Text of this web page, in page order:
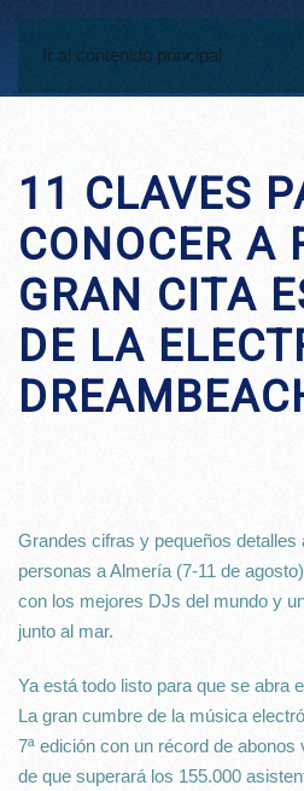
Ir al contenido principal
11 CLAVES
CONOCER A
GRAN CITA
DE LA
Grandes cifras y pequeños detalles
personas a Almería (7-11 de
con los mejores DJs del mundo y
junto al mar.
Ya está todo listo para que se abra
La gran cumbre de la música
7ª edición con un récord de
de que superará los 155.000